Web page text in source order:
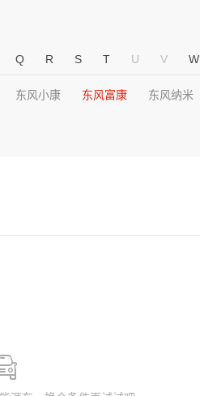
Q R S T U V W
东风小康 东风富康 东风纳米